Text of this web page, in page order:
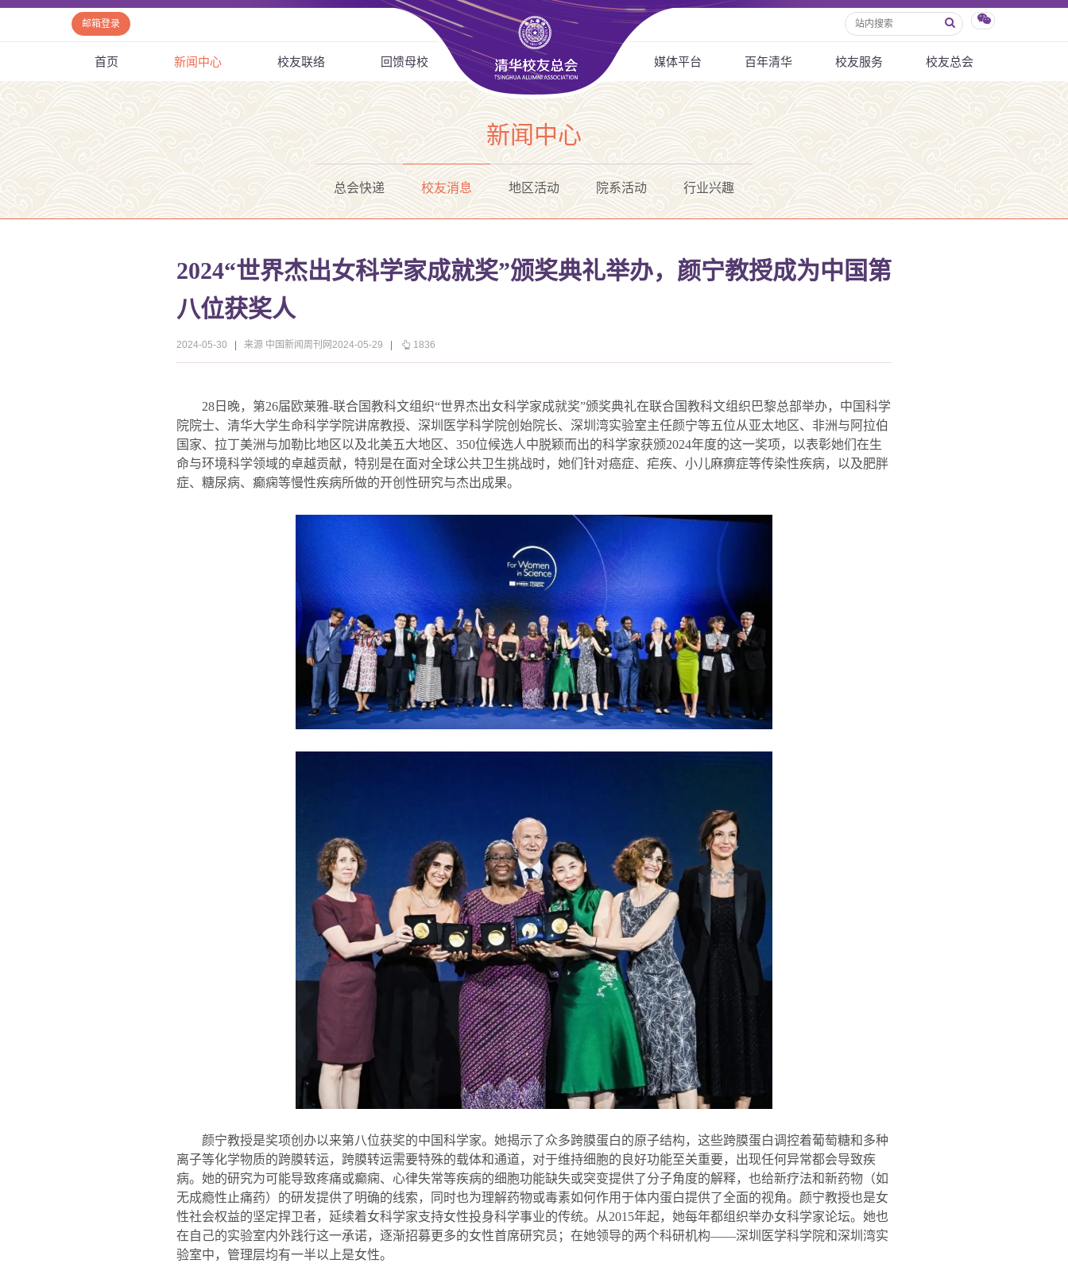
邮箱登录
首页 新闻中心 校友联络 回馈母校 媒体平台 百年清华 校友服务 校友总会
新闻中心
总会快递 校友消息 地区活动 院系活动 行业兴趣
2024“世界杰出女科学家成就奖”颁奖典礼举办，颜宁教授成为中国第
八位获奖人
2024-05-30 来源 中国新闻周刊网2024-05-29 1836
28 日晚，第26届欧莱雅-联合国教科文组织“世界杰出女科学家成就奖”颁奖典礼在联合国教科文组织巴黎总部举办，中国科学
院院士、清华大学生命科学学院讲席教授、深圳医学科学院创始院长、深圳湾实验室主任颜宁等五位从亚太地区、非洲与阿拉伯
国家、拉丁美洲与加勒比地区以及北美五大地区、 350位候选人中脱颖而出的科学家获颁2024年度的这一奖项，以表彰她们在生
命与环境科学领域的卓越贡献，特别是在面对全球公共卫生挑战时，她们针对癌症、疟疾、小儿麻痹症等传染性疾病，以及肥胖
症、糖尿病、癫痫等慢性疾病所做的开创性研究与杰出成果。
颜宁教授是奖项创办以来第八位获奖的中国科学家。她揭示了众多跨膜蛋白的原子结构，这些跨膜蛋白调控着葡萄糖和多种
离子等化学物质的跨膜转运，跨膜转运需要特殊的载体和通道，对于维持细胞的良好功能至关重要，出现任何异常都会导致疾
病。她的研究为可能导致疼痛或癫痫、心律失常等疾病的细胞功能缺失或突变提供了分子角度的解释，也给新疗法和新药物（如
无成瘾性止痛药）的研发提供了明确的线索，同时也为理解药物或毒素如何作用于体内蛋白提供了全面的视角。颜宁教授也是女
性社会权益的坚定捍卫者，延续着女科学家支持女性投身科学事业的传统。从2015年起，她每年都组织举办女科学家论坛。她也
在自己的实验室内外践行这一承诺，逐渐招募更多的女性首席研究员；在她领导的两个科研机构——深圳医学科学院和深圳湾实
验室中，管理层均有一半以上是女性。